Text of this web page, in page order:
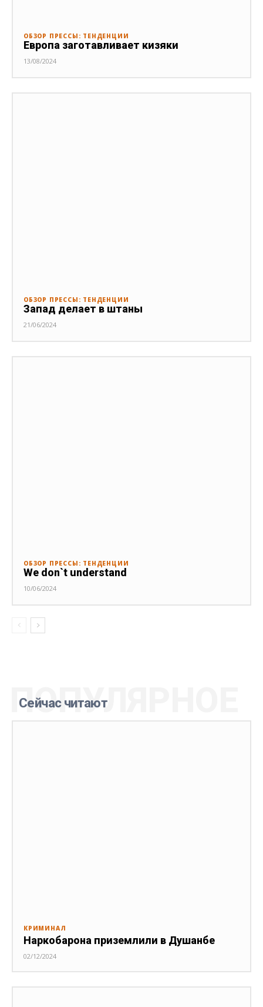
ОБЗОР ПРЕССЫ: ТЕНДЕНЦИИ
Европа заготавливает кизяки
13/08/2024
ОБЗОР ПРЕССЫ: ТЕНДЕНЦИИ
Запад делает в штаны
21/06/2024
ОБЗОР ПРЕССЫ: ТЕНДЕНЦИИ
We don`t understand
10/06/2024
Сейчас читают
ПОПУЛЯРНОЕ
КРИМИНАЛ
Наркобарона приземлили в Душанбе
02/12/2024